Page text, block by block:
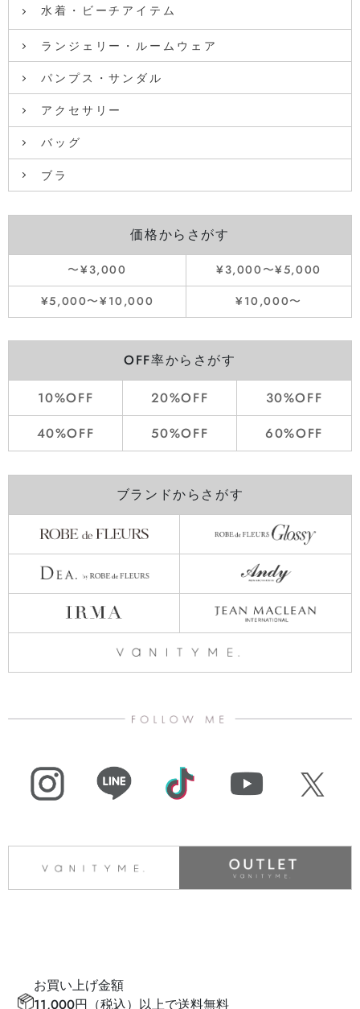
水着・ビーチアイテム
ランジェリー・ルームウェア
パンプス・サンダル
アクセサリー
バッグ
ブラ
価格からさがす
〜¥3,000
¥3,000〜¥5,000
¥5,000〜¥10,000
¥10,000〜
OFF率からさがす
10%OFF 20%OFF
30%OFF
40%OFF
50%OFF 60%OFF
ブランドからさがす
お買い上げ金額
11,000円（税込）以上で送料無料